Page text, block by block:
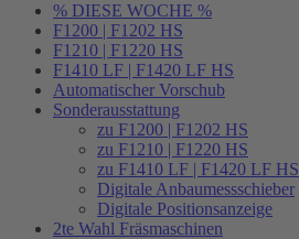
% DIESE WOCHE %
F1200 | F1202 HS
F1210 | F1220 HS
F1410 LF | F1420 LF HS
Automatischer Vorschub
Sonderausstattung
zu F1200 | F1202 HS
zu F1210 | F1220 HS
zu F1410 LF | F1420 LF HS
Digitale Anbaumessschieber
Digitale Positionsanzeige
2te Wahl Fräsmaschinen